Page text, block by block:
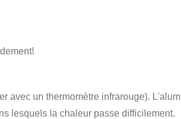
avec un thermomètre infrarouge).
lesquels la chaleur passe difficilement.